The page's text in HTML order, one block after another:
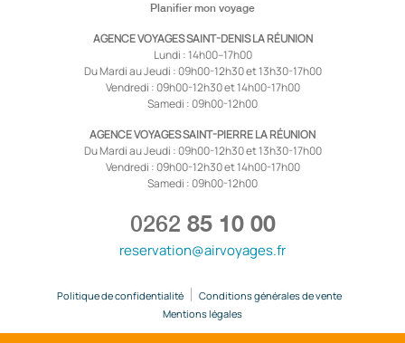
Planifier mon voyage
AGENCE VOYAGES SAINT-DENIS LA RÉUNION
Lundi : 14h00–17h00
Du Mardi au Jeudi : 09h00-12h30 et 13h30-17h00
Vendredi : 09h00-12h30 et 14h00-17h00
Samedi : 09h00-12h00
AGENCE VOYAGES SAINT-PIERRE LA RÉUNION
Du Mardi au Jeudi : 09h00-12h30 et 13h30-17h00
Vendredi : 09h00-12h30 et 14h00-17h00
Samedi : 09h00-12h00
0262 85 10 00
reservation@airvoyages.fr
Politique de confidentialité
Conditions générales de vente
Mentions légales